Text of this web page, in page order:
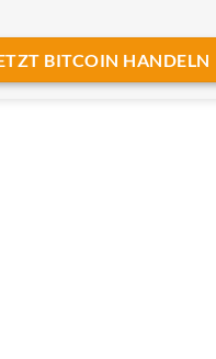
BITCOIN HANDELN